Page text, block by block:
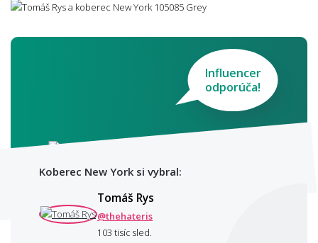
Influencer
odporúča!
Koberec New York si vybral:
Tomáš Rys
@thehateris
103 tisíc sled.